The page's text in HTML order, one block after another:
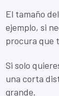
El tamaño
ejemplo, si
procura que
Si solo
una corta
grande.